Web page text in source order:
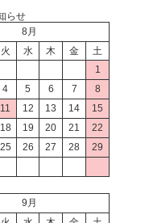
らせ
8月
火 水 木 金
土
1
4 5 6 7
8
11 12 13 14
15
18 19 20 21
22
25 26 27 28
29
9月